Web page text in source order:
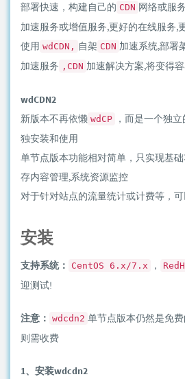
部署快速，构建自己的 CDN 网络或服
加速服务或增值服务,更好的在线服务,
使用 wdCDN, 自架 CDN 加速系统,部署
加速服务 ,CDN 加速解决方案,将变得
wdCDN2
新版本不再依懒 wdCP
，而是一个独
独安装和使用
单节点版本功能相对简单，只实现基
存内容管理,系统资源监控
对于针对站点的流量统计或计费等，
安装
支持系统： CentOS 6.x/7.x ，
迎测试!
注意： wdcdn2 单节点版本仍然是免
则需收费
1、安装wdcdn2